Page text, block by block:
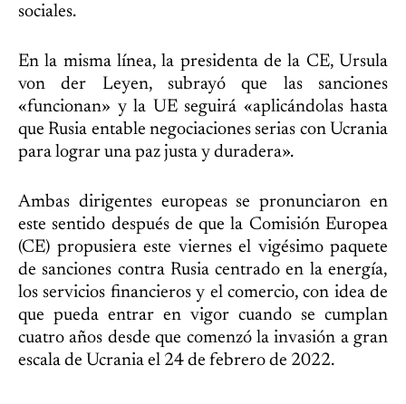
sociales.
En la misma línea, la presidenta de la CE, Ursula
von der Leyen, subrayó que las sanciones
«funcionan» y la UE seguirá «aplicándolas hasta
que Rusia entable negociaciones serias con Ucrania
para lograr una paz justa y duradera».
Ambas dirigentes europeas se pronunciaron en
este sentido después de que la Comisión Europea
(CE) propusiera este viernes el vigésimo paquete
de sanciones contra Rusia centrado en la energía,
los servicios financieros y el comercio, con idea de
que pueda entrar en vigor cuando se cumplan
cuatro años desde que comenzó la invasión a gran
escala de Ucrania el 24 de febrero de 2022.